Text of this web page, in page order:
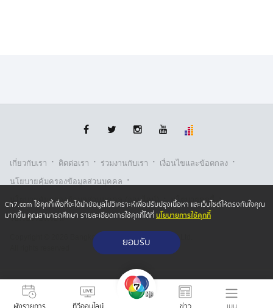
เกี่ยวกับเรา · ติตต่อเรา · ร่วมงานกับเรา · เงื่อนไขและข้อตกลง ·
นโยบายคุ้มครองข้อมูลส่วนบุคคล ·
นโยบายคุ้มครองข้อมูลส่วนบุคคล (ออนไลน์) · นโยบายคุกกี้ ·
รับเรื่องร้องเรียน
Copyright © 2026 Bangkok Broadcasting & T.V. Co.,Ltd.
Ch7.com ใช้คุกกี้เพื่อที่จะได้นำข้อมูลไปวิเคราะห์เพื่อปรับปรุงเนื้อหา และเว็บไซต์ให้ตรงกับใจคุณ
มากขึ้น คุณสามารถศึกษา รายละเอียดการใช้คุกกี้ได้ที่นโยบายการใช้คุกกี้
ยอมรับ